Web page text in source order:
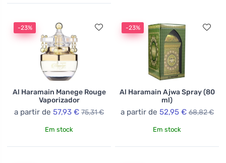
-23%
Al Haramain Manege Rouge
Vaporizador
a partir de 57,93 € 75,31 €
Em stock
-23%
Al Haramain Ajwa Spray (80
ml)
a partir de 52,95 € 68,82 €
Em stock